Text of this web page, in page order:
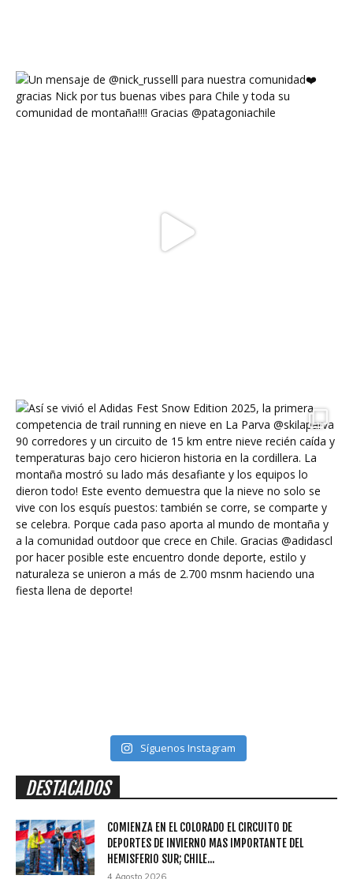
Síguenos Instagram
DESTACADOS
COMIENZA EN EL COLORADO EL CIRCUITO DE
DEPORTES DE INVIERNO MAS IMPORTANTE DEL
HEMISFERIO SUR; CHILE...
4 Agosto 2026